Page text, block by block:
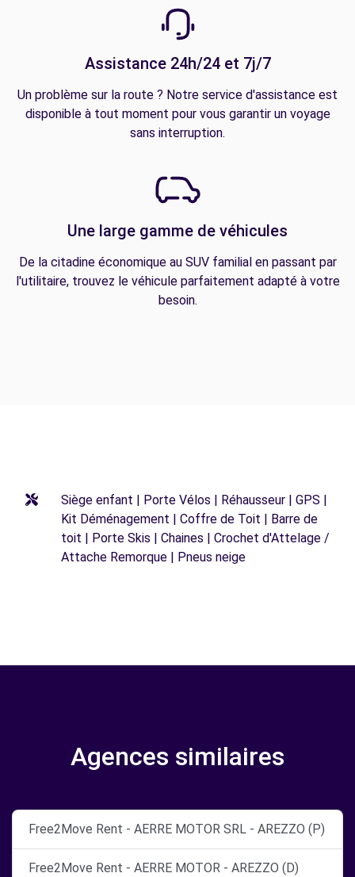
Assistance 24h/24 et 7j/7
Un problème sur la route ? Notre service d'assistance est
disponible à tout moment pour vous garantir un voyage
sans interruption.
Une large gamme de véhicules
De la citadine économique au SUV familial en passant par
l'utilitaire, trouvez le véhicule parfaitement adapté à votre
besoin.
Siège enfant | Porte Vélos | Réhausseur | GPS |
Kit Déménagement | Coffre de Toit | Barre de
toit | Porte Skis | Chaines | Crochet d'Attelage /
Attache Remorque | Pneus neige
Agences similaires
Free2Move Rent - AERRE MOTOR SRL - AREZZO (P)
Free2Move Rent - AERRE MOTOR - AREZZO (D)